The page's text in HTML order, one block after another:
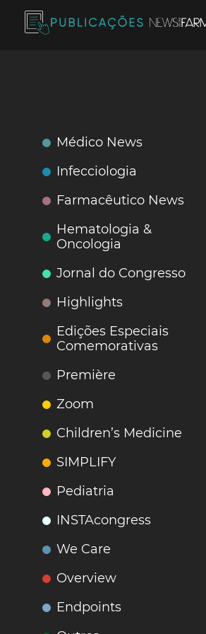
Médico News
Infecciologia
Farmacêutico News
Hematologia &
Oncologia
Jornal do Congresso
Highlights
Edições Especiais
Comemorativas
Première
Zoom
Children’s Medicine
SIMPLIFY
Pediatria
INSTAcongress
We Care
Overview
Endpoints